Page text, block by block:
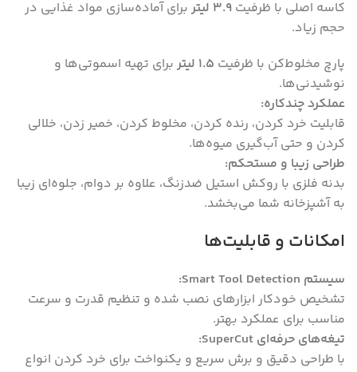
کاسه اصلی با ظرفیت 3.9 لیتر
برای آماده‌سازی مواد غذایی در
حجم زیاد.
پارچ مخلوط‌کن با ظرفیت 1.5 لیتر
برای تهیه اسموتی‌ها و
نوشیدنی‌ها.
عملکرد چندکاره:
قابلیت خرد کردن، رنده کردن، مخلوط کردن، خمیر زدن، خلالی
کردن و حتی آب‌گیری میوه‌ها.
طراحی زیبا و مستحکم:
بدنه فلزی با روکش استیل ضدزنگ، علاوه بر دوام، جلوه‌ای زیبا
به آشپزخانه شما می‌بخشد.
امکانات و قابلیت‌ها
سیستم Smart Tool Detection:
تشخیص خودکار ابزارهای نصب شده و تنظیم قدرت و سرعت
مناسب برای عملکرد بهتر.
تیغه‌های حرفه‌ای SuperCut:
با طراحی دقیق و برش سریع و یکنواخت برای خرد کردن انواع